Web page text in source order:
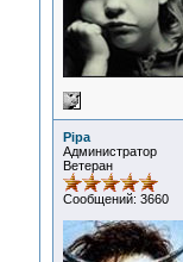
Pipa
Администратор
Ветеран
Сообщений: 3660